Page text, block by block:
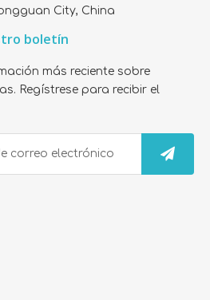
City, China
boletín
más reciente sobre
Regístrese para recibir el